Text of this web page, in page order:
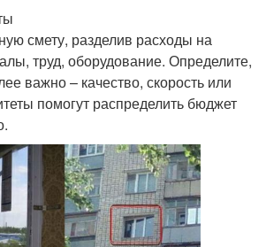
смету, разделив расходы на
труд, оборудование. Определите,
важно – качество, скорость или
помогут распределить бюджет